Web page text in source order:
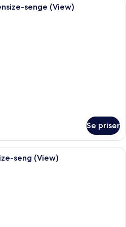
senge (View)
Se priser
Et hotelværelse med en stor seng,
seng (View)